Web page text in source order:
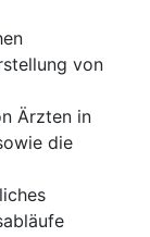
von
Ärzten in
die